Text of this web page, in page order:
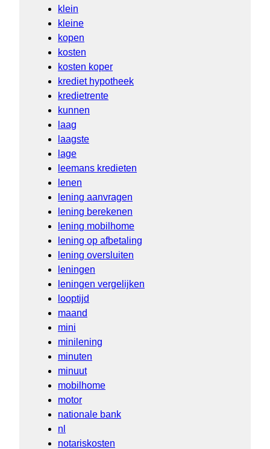
klein
kleine
kopen
kosten
kosten koper
krediet hypotheek
kredietrente
kunnen
laag
laagste
lage
leemans kredieten
lenen
lening aanvragen
lening berekenen
lening mobilhome
lening op afbetaling
lening oversluiten
leningen
leningen vergelijken
looptijd
maand
mini
minilening
minuten
minuut
mobilhome
motor
nationale bank
nl
notariskosten